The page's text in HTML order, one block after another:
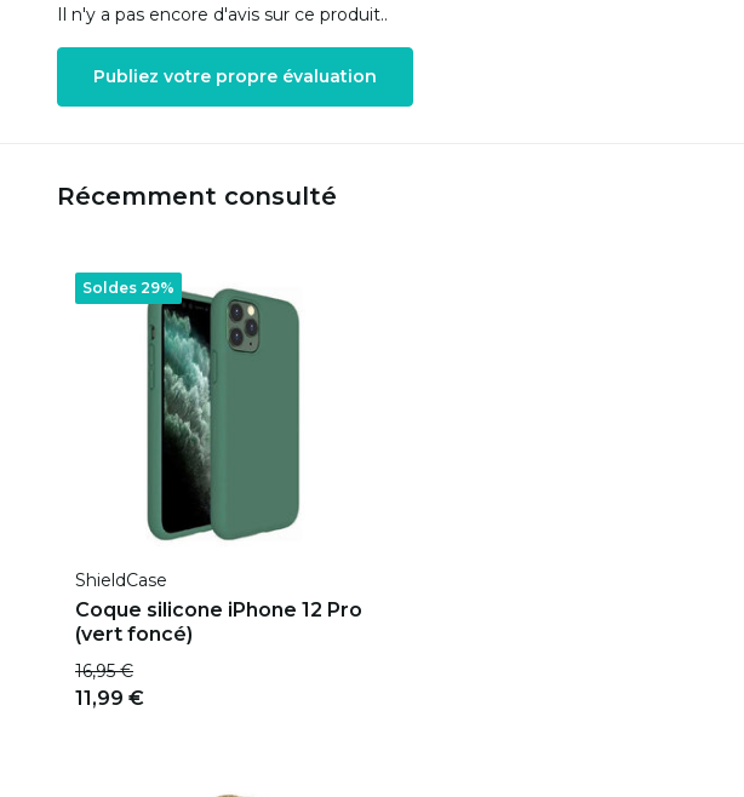
Il n'y a pas encore d'avis sur ce produit..
Publiez votre propre évaluation
Récemment consulté
Soldes 29%
ShieldCase
Coque silicone iPhone 12 Pro
(vert foncé)
16,95 €
11,99 €